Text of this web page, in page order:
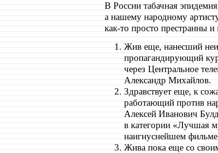
В России табачная
а нашему народному
как-то просто престранны
Жив еще, нанесший
пропагандирующий
через Центральное
Александр Михайлов.
Здравствует еще, к
работающий против
Алексей Иванович
в категории «Лучшая
наигнуснейшем
Жива пока еще со